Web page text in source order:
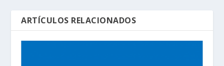
ARTÍCULOS RELACIONADOS